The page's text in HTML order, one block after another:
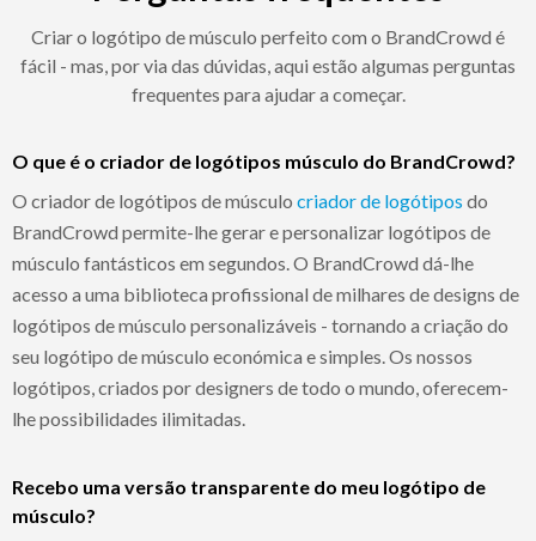
Criar o logótipo de músculo perfeito com o BrandCrowd é
fácil - mas, por via das dúvidas, aqui estão algumas perguntas
frequentes para ajudar a começar.
O que é o criador de logótipos músculo do BrandCrowd?
O criador de logótipos de músculo criador de logótipos do
BrandCrowd permite-lhe gerar e personalizar logótipos de
músculo fantásticos em segundos. O BrandCrowd dá-lhe
acesso a uma biblioteca profissional de milhares de designs de
logótipos de músculo personalizáveis - tornando a criação do
seu logótipo de músculo económica e simples. Os nossos
logótipos, criados por designers de todo o mundo, oferecem-
lhe possibilidades ilimitadas.
Recebo uma versão transparente do meu logótipo de
músculo?